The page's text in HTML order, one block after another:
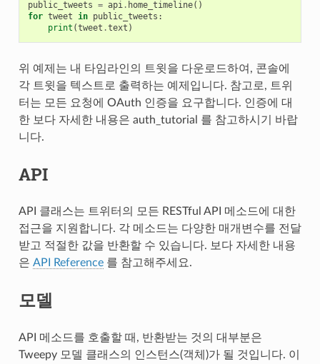
public_tweets = api. home_timeline()
for tweet in public_tweets :
print (tweet .text )
위 예제는 내 타임라인의 트윗을 다운로드하여, 콘솔에
각 트윗을 텍스트로 출력하는 예제입니다. 참고로, 트위
터는 모든 요청에 OAuth 인증을 요구합니다. 인증에 대
한 보다 자세한 내용은 auth_tutorial
를 참고하시기 바랍
니다.
API
API 클래스는 트위터의 모든 RESTful API 메소드에 대한
접근을 지원합니다. 각 메소드는 다양한 매개변수를 전달
받고 적절한 값을 반환할 수 있습니다. 보다 자세한 내용
은 API Reference를 참고해주세요.
모델
API 메소드를 호출할 때, 반환받는 것의 대부분은
Tweepy 모델 클래스의 인스턴스(객체)가 될 것입니다. 이